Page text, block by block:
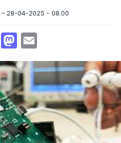
28-04-2025 - 08.00
Facebook
Mastodon